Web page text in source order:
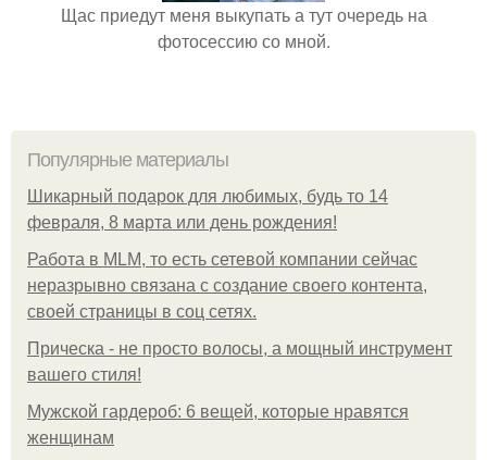
Щас приедут меня выкупать а тут очередь на
фотосессию со мной.
Популярные материалы
Шикарный подарок для любимых, будь то 14
февраля, 8 марта или день рождения!
Работа в MLM, то есть сетевой компании сейчас
неразрывно связана с создание своего контента,
своей страницы в соц сетях.
Прическа - не просто волосы, а мощный инструмент
вашего стиля!
Мужской гардероб: 6 вещей, которые нравятся
женщинам